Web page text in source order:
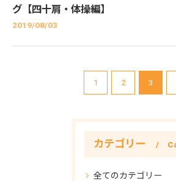
グ【四十肩・体操編】
2019/08/03
1 2 3
カテゴリー
全てのカテゴリー